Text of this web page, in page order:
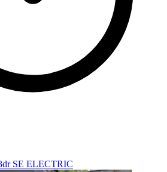
SE ELECTRIC